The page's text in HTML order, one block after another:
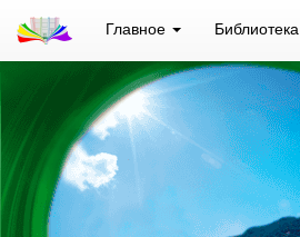
Главное Библиотека